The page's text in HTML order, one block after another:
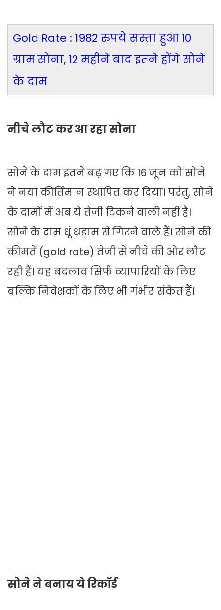
Gold Rate : 1982 रुपये सस्ता हुआ 10
ग्राम सोना, 12 महीने बाद इतने होंगे सोने
के दाम
नीचे लौट कर आ रहा सोना
सोने के दाम इतने बढ़ गए कि 16 जून को सोने
ने नया कीर्तिमान स्थापित कर दिया। परंतु, सोने
के दामों में अब ये तेजी टिकने वाली नहीं है।
सोने के दाम धूं धड़ाम से गिरने वाले हैं। सोने की
कीमतें (gold rate) तेजी से नीचे की ओर लौट
रही हैं। यह बदलाव सिर्फ व्यापारियों के लिए
बल्कि निवेशकों के लिए भी गंभीर संकेत हैं।
सोने ने बनाय ये रिकॉर्ड